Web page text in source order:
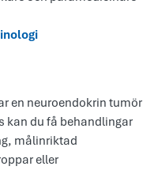
en neuroendokrin tumör
kan du få behandlingar
målinriktad
eller